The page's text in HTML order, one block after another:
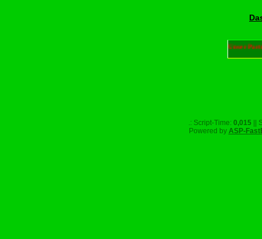
Unser
.: Script-Time: 0,015||
Powered by ASP-